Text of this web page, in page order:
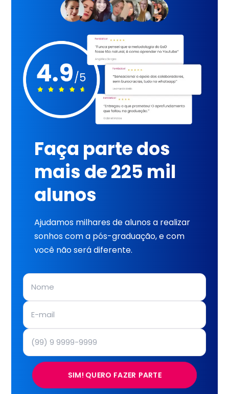
Faça parte dos
mais de 225 mil
alunos
Ajudamos milhares de alunos a realizar
sonhos com a pós-graduação, e com
você não será diferente.
SIM! QUERO FAZER PARTE